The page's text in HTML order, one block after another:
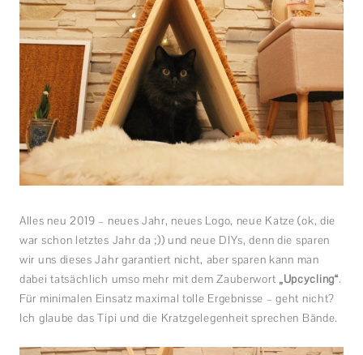
Alles neu 2019 – neues Jahr, neues Logo, neue Katze (ok, die
war schon letztes Jahr da ;)) und neue DIYs, denn die sparen
wir uns dieses Jahr garantiert nicht, aber sparen kann man
dabei tatsächlich umso mehr mit dem Zauberwort „Upcycling“.
Für minimalen Einsatz maximal tolle Ergebnisse – geht nicht?
Ich glaube das Tipi und die Kratzgelegenheit sprechen Bände.